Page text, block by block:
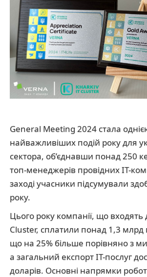
General Meeting 2024 стала
найважливіших подій року для
сектора, об’єднавши понад 250
топ-менеджерів провідних ІТ-
заході учасники підсумували
року.
Цього року компанії, що входять
Cluster, сплатили понад 1,3 млрд
що на 25% більше порівняно з
а загальний експорт ІТ-послуг
доларів. Основні напрямки